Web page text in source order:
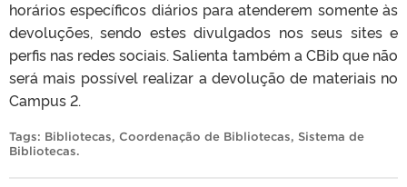
horários específicos diários para atenderem somente às
devoluções, sendo estes divulgados nos seus sites e
perfis nas redes sociais. Salienta também a CBib que não
será mais possível realizar a devolução de materiais no
Campus 2.
Tags: Bibliotecas, Coordenação de Bibliotecas, Sistema de
Bibliotecas.